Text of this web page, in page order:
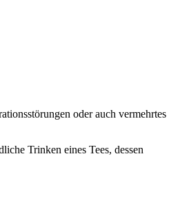
oder auch vermehrtes
Trinken eines Tees, dessen